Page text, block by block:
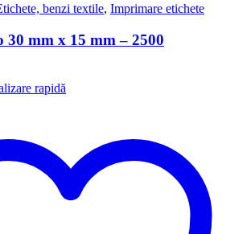
benzi textile, Imprimare etichete
30 mm x 15 mm – 2500
rapidă